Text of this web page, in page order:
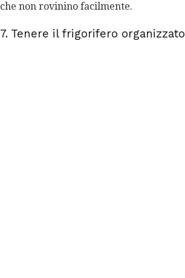
che non rovinino facilmente.
7. Tenere il frigorifero organizzato